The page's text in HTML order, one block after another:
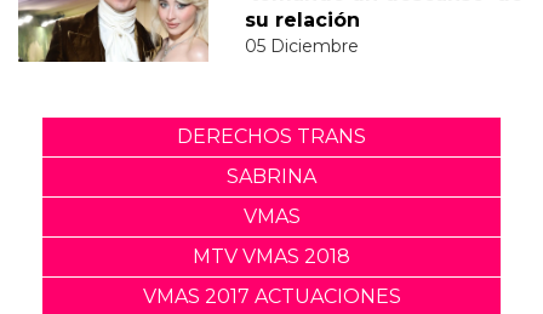
su relación
05 Diciembre
DERECHOS TRANS
SABRINA
VMAS
MTV VMAS 2018
VMAS 2017 ACTUACIONES